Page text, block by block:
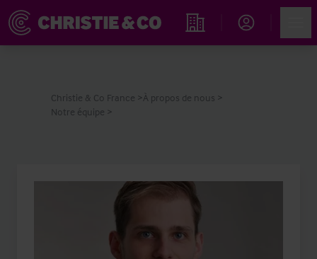
Rechercher un hôtel
Christie & Co France
À propos de nous
Notre équipe